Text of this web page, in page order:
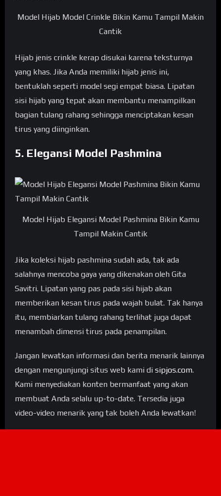
Model Hijab Model Crinkle Bikin Kamu Tampil Makin
Cantik
Hijab jenis crinkle kerap disukai karena teksturnya
yang khas. Jika Anda memiliki hijab jenis ini,
bentuklah seperti model segi empat biasa. Lipatan
sisi hijab yang tepat akan membantu menampilkan
bagian tulang rahang sehingga menciptakan kesan
tirus yang diinginkan.
5. Elegansi Model Pashmina
Model Hijab Elegansi Model Pashmina Bikin Kamu
Tampil Makin Cantik
Jika koleksi hijab pashmina sudah ada, tak ada
salahnya mencoba gaya yang dikenakan oleh Gita
Savitri. Lipatan yang pas pada sisi hijab akan
memberikan kesan tirus pada wajah bulat. Tak hanya
itu, membiarkan tulang rahang terlihat juga dapat
menambah dimensi tirus pada penampilan.
Jangan lewatkan informasi dan berita menarik lainnya
dengan mengunjungi situs web kami di sipjos.com.
Kami menyediakan konten bermanfaat yang akan
membuat Anda selalu up-to-date. Tersedia juga
video-video menarik yang tak boleh Anda lewatkan!